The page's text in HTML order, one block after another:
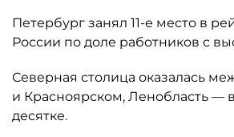
Петербург занял 11-е место в
России по доле работников с
Северная столица оказалась
и Красноярском, Ленобласть —
десятке.